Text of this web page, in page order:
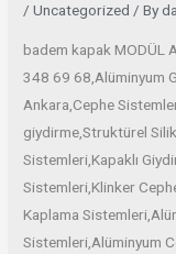
/Uncategorized / By
badem kapak MODÜL
348 69 68,Alüminyum
Ankara,Cephe
giydirme,Struktürel
Sistemleri,Kapaklı
Sistemleri,Klinker
Kaplama
Sistemleri,Alüminyum